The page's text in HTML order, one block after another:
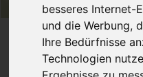
besseres Internet-
und die Werbung,
Ihre Bedürfnisse
Technologien